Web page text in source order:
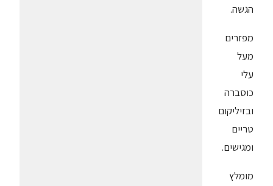
הגשה.
מפזרים
מעל
עלי
כוסברה
ובזיליקום
טריים
ומגישים.
מומלץ